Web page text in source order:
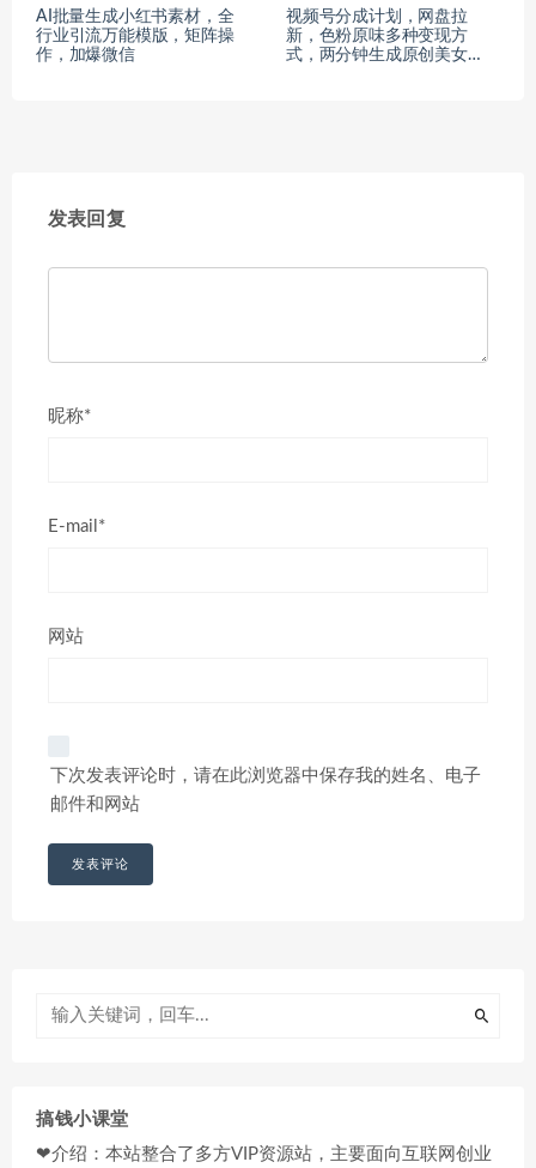
AI批量生成小红书素材，全
行业引流万能模版，矩阵操
作，加爆微信
视频号分成计划，网盘拉
新，色粉原味多种变现方
式，两分钟生成原创美女…
发表回复
昵称*
E-mail*
网站
下次发表评论时，请在此浏览器中保存我的姓名、电子
邮件和网站
搞钱小课堂
❤介绍：本站整合了多方VIP资源站，主要面向互联网创业